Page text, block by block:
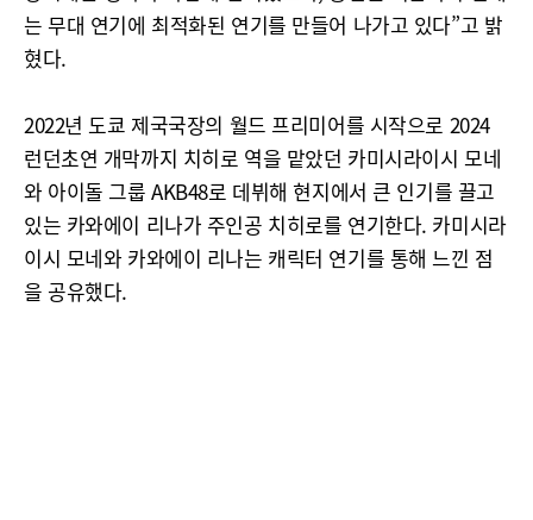
는 무대 연기에 최적화된 연기를 만들어 나가고 있다”고 밝
혔다.
2022년 도쿄 제국국장의 월드 프리미어를 시작으로 2024
런던초연 개막까지 치히로 역을 맡았던 카미시라이시 모네
와 아이돌 그룹 AKB48로 데뷔해 현지에서 큰 인기를 끌고
있는 카와에이 리나가 주인공 치히로를 연기한다. 카미시라
이시 모네와 카와에이 리나는 캐릭터 연기를 통해 느낀 점
을 공유했다.